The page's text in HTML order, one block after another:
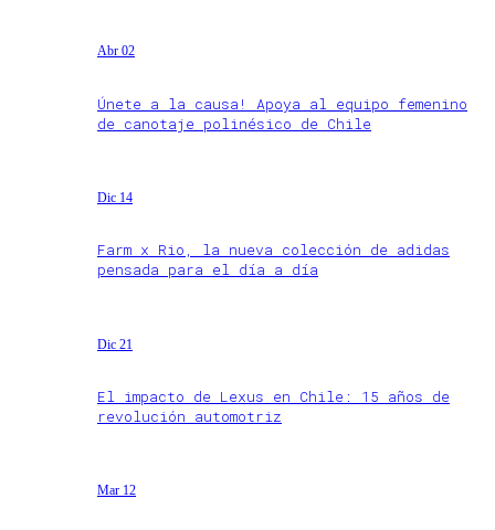
Abr 02
Únete a la causa! Apoya al equipo femenino
de canotaje polinésico de Chile
Dic 14
Farm x Rio, la nueva colección de adidas
pensada para el día a día
Dic 21
El impacto de Lexus en Chile: 15 años de
revolución automotriz
Mar 12